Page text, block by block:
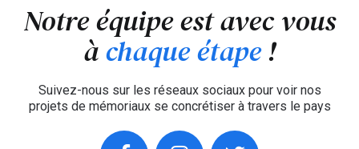
Notre équipe est avec vous
àchaque étape!
Suivez-nous sur les réseaux sociaux pour voir nos
projets de mémoriaux se concrétiser à travers le pays